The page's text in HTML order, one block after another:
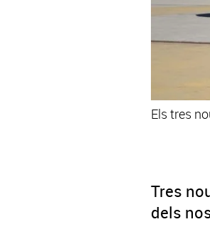
Els tres
Tres
dels